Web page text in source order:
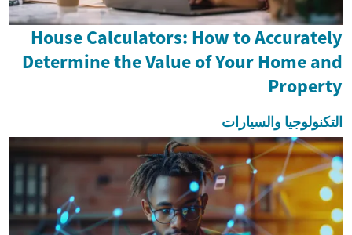
House Calculators: How to Accurately
Determine the Value of Your Home and
Property
التكنولوجيا والسيارات